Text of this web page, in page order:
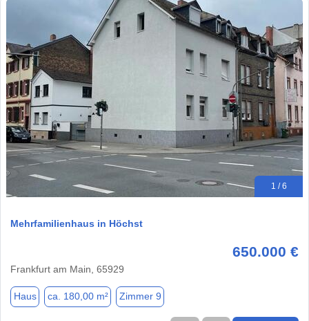
1 / 6
Mehrfamilienhaus in Höchst
650.000 €
Frankfurt am Main, 65929
Haus ca. 180,00 m² Zimmer 9